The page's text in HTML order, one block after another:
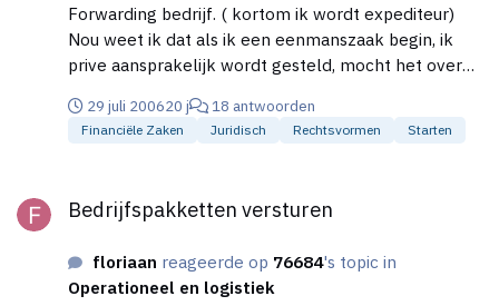
Forwarding bedrijf. ( kortom ik wordt expediteur)
Nou weet ik dat als ik een eenmanszaak begin, ik
prive aansprakelijk wordt gesteld, mocht het over
oren klinken. Maar is een BV opzetten heel anders
dan het starten van een eenmanszaak? Alvast
29 juli 200620 j 18 antwoorden
Financiële Zaken Juridisch Rechtsvormen Starten
Bedrijfspakketten versturen
floriaan reageerde op 76684's topic in
Operationeel en logistiek